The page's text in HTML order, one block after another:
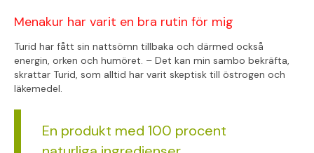
Menakur har varit en bra rutin för mig
Turid har fått sin nattsömn tillbaka och därmed också
energin, orken och humöret. – Det kan min sambo bekräfta,
skrattar Turid, som alltid har varit skeptisk till östrogen och
läkemedel.
En produkt med 100 procent